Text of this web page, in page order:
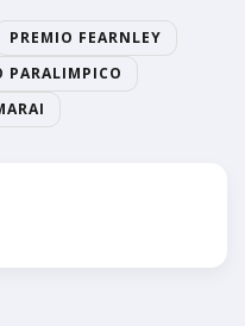
PREMIO FEARNLEY
PARALIMPICO